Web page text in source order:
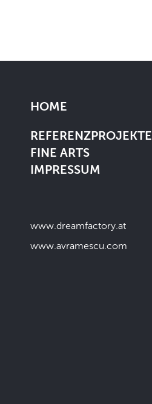
HOME
REFERENZPROJEKTE
FINE ARTS
IMPRESSUM
www.dreamfactory.at
www.avramescu.com